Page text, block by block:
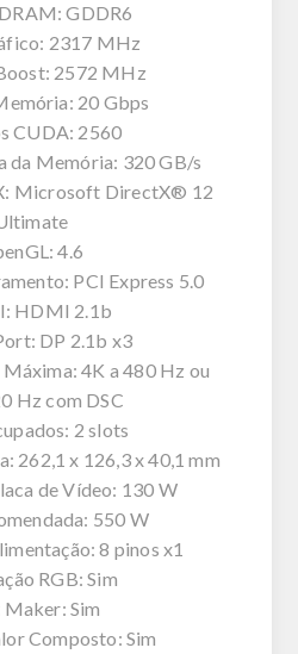
GDDR6
2317 MHz
2572 MHz
20 Gbps
CUDA: 2560
da Memória: 320 GB/s
Microsoft DirectX® 12
4.6
PCI Express 5.0
HDMI 2.1b
DP 2.1b x3
4K a 480 Hz ou
Hz com DSC
2 slots
262,1 x 126,3 x 40,1 mm
de Vídeo: 130 W
550 W
8 pinos x1
RGB: Sim
Sim
Composto: Sim